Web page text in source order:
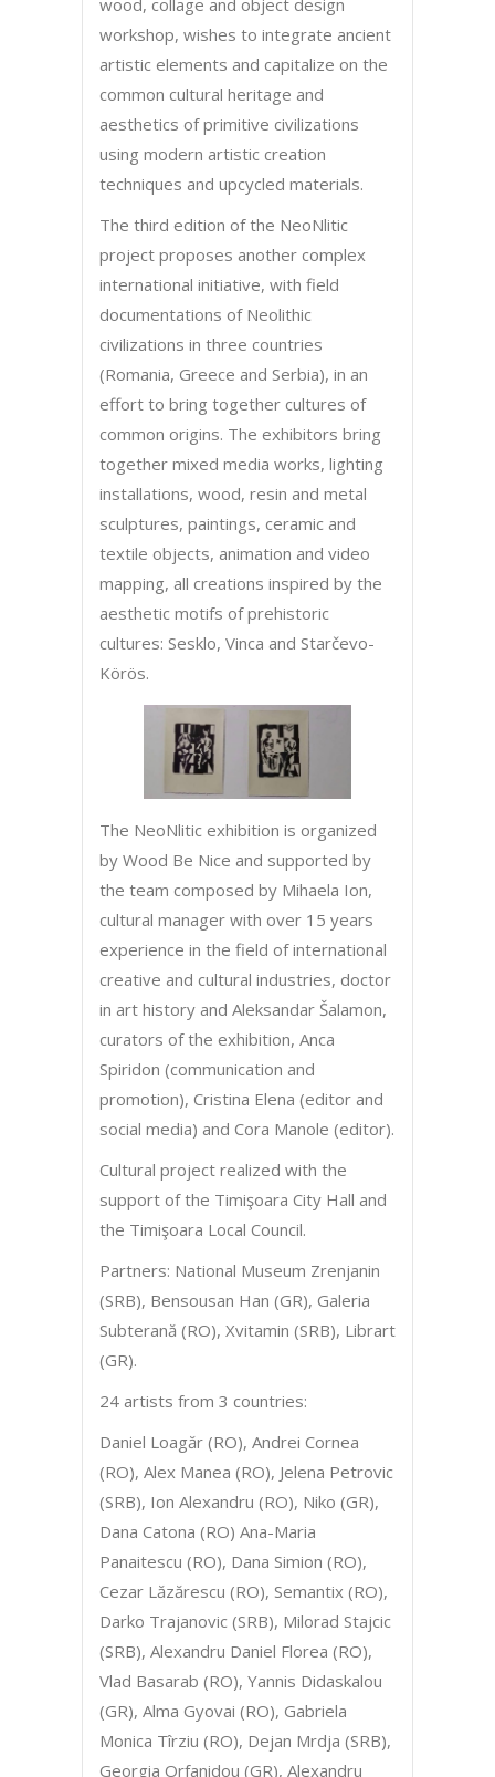
wood, collage and object design
workshop, wishes to integrate ancient
artistic elements and capitalize on the
common cultural heritage and
aesthetics of primitive civilizations
using modern artistic creation
techniques and upcycled materials.
The third edition of the NeoNlitic
project proposes another complex
international initiative, with field
documentations of Neolithic
civilizations in three countries
(Romania, Greece and Serbia), in an
effort to bring together cultures of
common origins. The exhibitors bring
together mixed media works, lighting
installations, wood, resin and metal
sculptures, paintings, ceramic and
textile objects, animation and video
mapping, all creations inspired by the
aesthetic motifs of prehistoric
cultures: Sesklo, Vinca and Starčevo-
Körös.
The NeoNlitic exhibition is organized
by Wood Be Nice and supported by
the team composed by Mihaela Ion,
cultural manager with over 15 years
experience in the field of international
creative and cultural industries, doctor
in art history and Aleksandar Šalamon,
curators of the exhibition, Anca
Spiridon (communication and
promotion), Cristina Elena (editor and
social media) and Cora Manole (editor).
Cultural project realized with the
support of the Timişoara City Hall and
the Timişoara Local Council.
Partners: National Museum Zrenjanin
(SRB), Bensousan Han (GR), Galeria
Subterană (RO), Xvitamin (SRB), Librart
(GR).
24 artists from 3 countries:
Daniel Loagăr (RO), Andrei Cornea
(RO), Alex Manea (RO), Jelena Petrovic
(SRB), Ion Alexandru (RO), Niko (GR),
Dana Catona (RO) Ana-Maria
Panaitescu (RO), Dana Simion (RO),
Cezar Lăzărescu (RO), Semantix (RO),
Darko Trajanovic (SRB), Milorad Stajcic
(SRB), Alexandru Daniel Florea (RO),
Vlad Basarab (RO), Yannis Didaskalou
(GR), Alma Gyovai (RO), Gabriela
Monica Tîrziu (RO), Dejan Mrdja (SRB),
Georgia Orfanidou (GR), Alexandru